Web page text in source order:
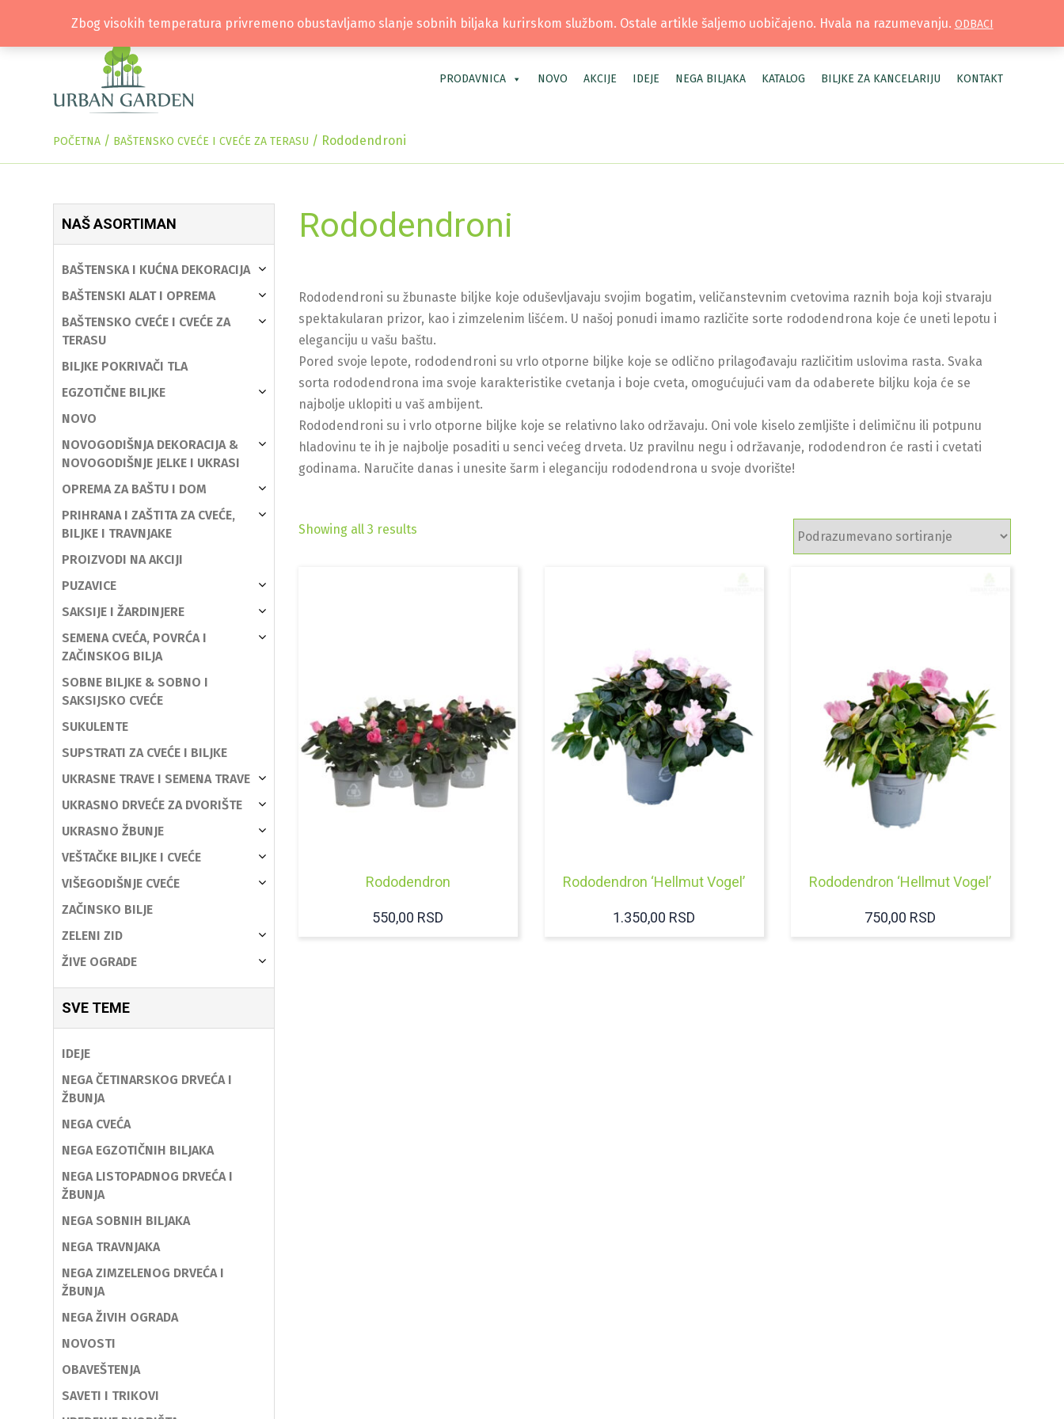
TEL: +381 66 40 40 30 | LOKACIJA: OSTRUŽNICA | MOJ NALOG
PRODAVNICA NOVO AKCIJE IDEJE NEGA BILJAKA KATALOG BILJKE ZA KANCELARIJU KONTAKT
POČETNA / BAŠTENSKO CVEĆE I CVEĆE ZA TERASU / Rododendroni
NAŠ ASORTIMAN
BAŠTENSKA I KUĆNA DEKORACIJA
BAŠTENSKI ALAT I OPREMA
BAŠTENSKO CVEĆE I CVEĆE ZA
TERASU
BILJKE POKRIVAČI TLA
EGZOTIČNE BILJKE
NOVO
NOVOGODIŠNJA DEKORACIJA &
NOVOGODIŠNJE JELKE I UKRASI
OPREMA ZA BAŠTU I DOM
PRIHRANA I ZAŠTITA ZA CVEĆE,
BILJKE I TRAVNJAKE
PROIZVODI NA AKCIJI
PUZAVICE
SAKSIJE I ŽARDINJERE
SEMENA CVEĆA, POVRĆA I
ZAČINSKOG BILJA
SOBNE BILJKE & SOBNO I
SAKSIJSKO CVEĆE
SUKULENTE
SUPSTRATI ZA CVEĆE I BILJKE
UKRASNE TRAVE I SEMENA TRAVE
UKRASNO DRVEĆE ZA DVORIŠTE
UKRASNO ŽBUNJE
VEŠTAČKE BILJKE I CVEĆE
VIŠEGODIŠNJE CVEĆE
ZAČINSKO BILJE
ZELENI ZID
ŽIVE OGRADE
SVE TEME
IDEJE
NEGA ČETINARSKOG DRVEĆA I
ŽBUNJA
NEGA CVEĆA
NEGA EGZOTIČNIH BILJAKA
NEGA LISTOPADNOG DRVEĆA I
ŽBUNJA
NEGA SOBNIH BILJAKA
NEGA TRAVNJAKA
NEGA ZIMZELENOG DRVEĆA I
ŽBUNJA
NEGA ŽIVIH OGRADA
NOVOSTI
OBAVEŠTENJA
SAVETI I TRIKOVI
Rododendroni
Rododendroni su žbunaste biljke koje oduševljavaju svojim bogatim, veličanstevnim cvetovima raznih boja koji stvaraju
spektakularan prizor, kao i zimzelenim lišćem. U našoj ponudi imamo različite sorte rododendrona koje će uneti lepotu i
eleganciju u vašu baštu.
Pored svoje lepote, rododendroni su vrlo otporne biljke koje se odlično prilagođavaju različitim uslovima rasta. Svaka
sorta rododendrona ima svoje karakteristike cvetanja i boje cveta, omogućujući vam da odaberete biljku koja će se
najbolje uklopiti u vaš ambijent.
Rododendroni su i vrlo otporne biljke koje se relativno lako održavaju. Oni vole kiselo zemljište i delimičnu ili potpunu
hladovinu te ih je najbolje posaditi u senci većeg drveta. Uz pravilnu negu i održavanje, rododendron će rasti i cvetati
godinama. Naručite danas i unesite šarm i eleganciju rododendrona u svoje dvorište!
Showing all 3 results
Rododendron
550,00 RSD
Rododendron ‘Hellmut Vogel’
1.350,00 RSD
Rododendron ‘Hellmut Vogel’
750,00 RSD
Zbog visokih temperatura privremeno obustavljamo slanje sobnih biljaka kurirskom službom. Ostale artikle šaljemo uobičajeno. Hvala na razumevanju. ODBACI